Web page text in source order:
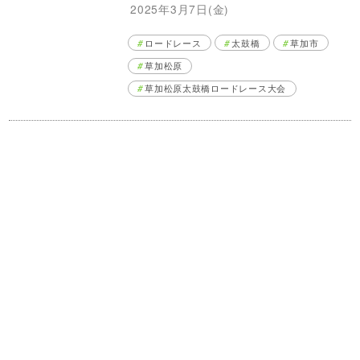
2025年3月7日(金)
ロードレース 太鼓橋
草加市
草加松原
草加松原太鼓橋ロードレース大会